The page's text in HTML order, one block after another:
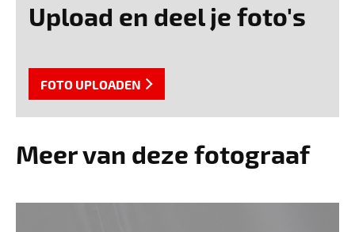
Upload en deel je foto's
FOTO UPLOADEN
Meer van deze fotograaf